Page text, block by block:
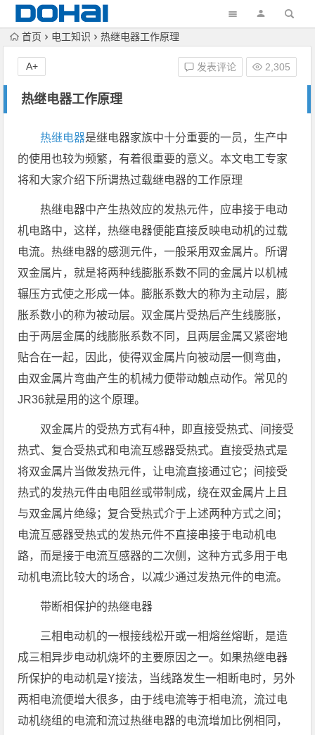
首页 电工知识 热继电器工作原理
热继电器工作原理
发表评论 2,305
A+
热继电器是继电器家族中十分重要的一员，生产中
的使用也较为频繁，有着很重要的意义。本文电工专家
将和大家介绍下所谓热过载继电器的工作原理
热继电器中产生热效应的发热元件，应串接于电动
机电路中，这样，热继电器便能直接反映电动机的过载
电流。热继电器的感测元件，一般采用双金属片。所谓
双金属片，就是将两种线膨胀系数不同的金属片以机械
辗压方式使之形成一体。膨胀系数大的称为主动层，膨
胀系数小的称为被动层。双金属片受热后产生线膨胀，
由于两层金属的线膨胀系数不同，且两层金属又紧密地
贴合在一起，因此，使得双金属片向被动层一侧弯曲，
由双金属片弯曲产生的机械力便带动触点动作。常见的
JR36就是用的这个原理。
双金属片的受热方式有4种，即直接受热式、间接受
热式、复合受热式和电流互感器受热式。直接受热式是
将双金属片当做发热元件，让电流直接通过它；间接受
热式的发热元件由电阻丝或带制成，绕在双金属片上且
与双金属片绝缘；复合受热式介于上述两种方式之间；
电流互感器受热式的发热元件不直接串接于电动机电
路，而是接于电流互感器的二次侧，这种方式多用于电
动机电流比较大的场合，以减少通过发热元件的电流。
带断相保护的热继电器
三相电动机的一根接线松开或一相熔丝熔断，是造
成三相异步电动机烧坏的主要原因之一。如果热继电器
所保护的电动机是Y接法，当线路发生一相断电时，另外
两相电流便增大很多，由于线电流等于相电流，流过电
动机绕组的电流和流过热继电器的电流增加比例相同，